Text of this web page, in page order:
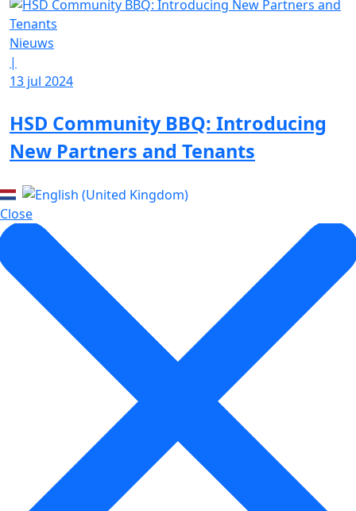
Nieuws
|
13 jul 2024
HSD Community BBQ: Introducing
New Partners and Tenants
Close